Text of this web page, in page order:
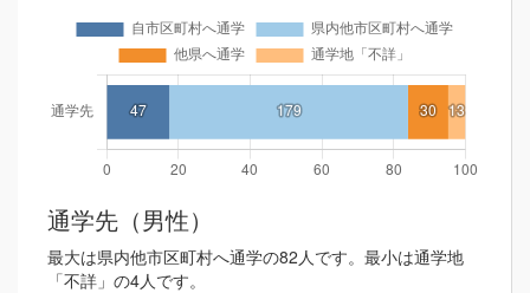
通学先（男性）
最大は県内他市区町村へ通学の82人です。最小は通学地
「不詳」の4人です。